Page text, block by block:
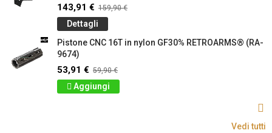
143,91 € 159,90 €
Dettagli
Pistone CNC 16T in nylon GF30% RETROARMS® (RA-
9674)
53,91 € 59,90 €
Aggiungi
Vedi tutti